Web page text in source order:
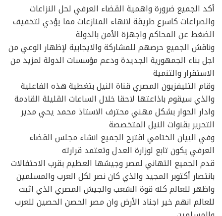
أكد الجميع ضرورة واهمية القضاء العرفي لحل النزاعات
والصراعات كاسرع طريقة لانهاء المنازعات مما يؤدي لتخفيف
الضغط عن المحاكم واجهزة الأمن بالدولة
وناقش الجميع حرصهم للمشاركة والايجابية لإظهار الوعي من
اجل بناء الجمهورية الجديدة ودعم مؤسسات الدولة لمزيد من
الاستقرار والتنمية
وقام التليفزيون المصري قناة النيل بتغطية هذه الفاعلية
والذي سيقوم باذاعتها لاحقا خلال الساعات القليلة القادمة
وادار الحوار بشكل مهني محترف الاستاذ محمد يحي مدير
التحرير بقنوات النيل المتخصصة
وفي البيان الختامي اقترح الجميع انشاء مجلس القضاء
العرفي يكون تابع لوزارة العدل وتعتمد قرارته
قدم الجميع التهاني لمصر وجيشها العظيم بقرب الاحتفالات
بانتصار أكتوبر المجيد والذي كان نصر لكل العرب والمسلمين
واظهر للعالم كله قوة الشعب والجيش المصري الذي اثبت
للعالم انهم خير اجناد الأرض وان مصر الحصن الحصين للعرب